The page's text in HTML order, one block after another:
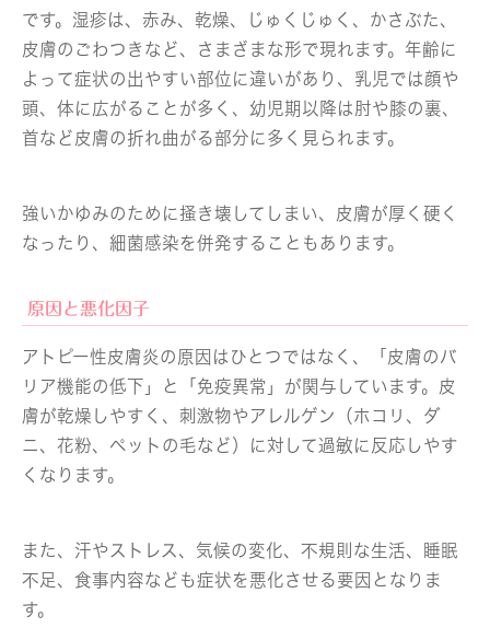
です。湿疹は、赤み、乾燥、じゅくじゅく、かさぶた、
皮膚のごわつきなど、さまざまな形で現れます。年齢に
よって症状の出やすい部位に違いがあり、乳児では顔や
頭、体に広がることが多く、幼児期以降は肘や膝の裏、
首など皮膚の折れ曲がる部分に多く見られます。
強いかゆみのために掻き壊してしまい、皮膚が厚く硬く
なったり、細菌感染を併発することもあります。
原因と悪化因子
アトピー性皮膚炎の原因はひとつではなく、「皮膚のバ
リア機能の低下」と「免疫異常」が関与しています。皮
膚が乾燥しやすく、刺激物やアレルゲン（ホコリ、ダ
ニ、花粉、ペットの毛など）に対して過敏に反応しやす
くなります。
また、汗やストレス、気候の変化、不規則な生活、睡眠
不足、食事内容なども症状を悪化させる要因となりま
す。